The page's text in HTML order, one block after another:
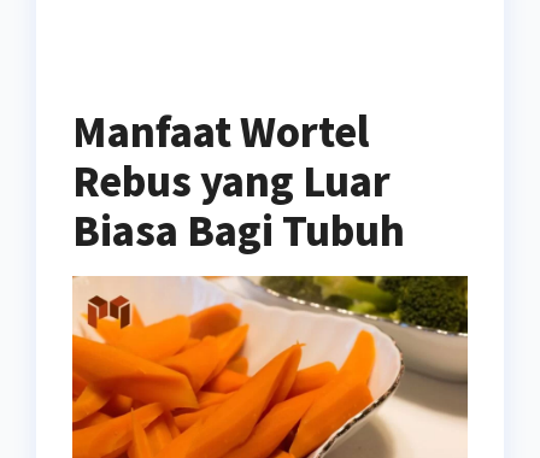
Manfaat Wortel
Rebus yang Luar
Biasa Bagi Tubuh